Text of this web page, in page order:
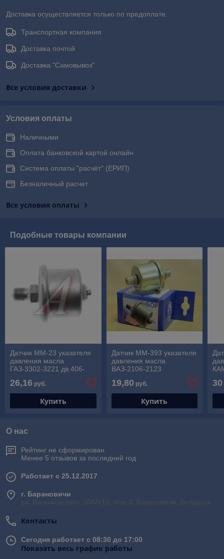
Доставка осуществляется только по предоплате.
Транспортная компания
Доставка почтой
Доставка "Самовывоз"
Все условия доставки
Условия оплаты
Наличными
Оплата банковской картой онлайн
Система оплаты "расчёт" (ЕРИП)
Безналичный расчет
Все условия оплаты
Подобные товары компании
Датчик ММ-23 указателя
давления масла
ГАЗ-3302-3221 дв.406-
26,16 руб.
Купить
Датчик ММ-393 указателя
давления масла
ВАЗ-2106-2123
19,80 руб.
Купить
30
О нас
Рейтинг не сформирован
Менее 5 отзывов за последний год
Работает с 25.12.2017
г. Барановичи
ул. Вильчковского, 208А/10, пом.3, Барановичи, Беларусь
Контакты
Сегодня работает с 08:30 до 17:00
Показать весь график работы